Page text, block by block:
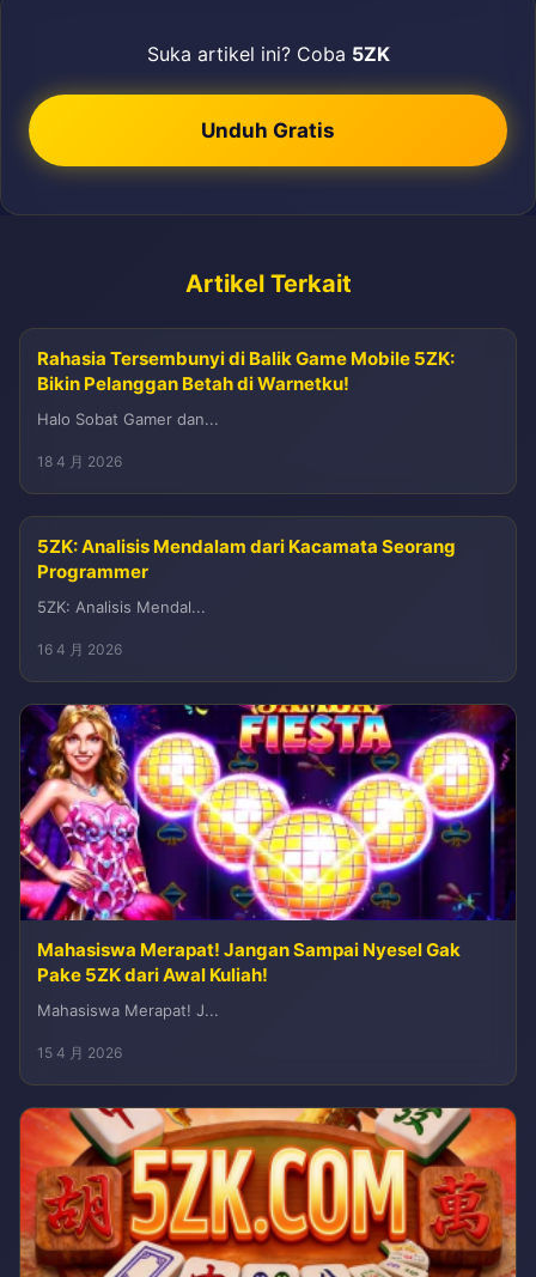
Suka artikel ini? Coba 5ZK
Unduh Gratis
Artikel Terkait
Rahasia Tersembunyi di Balik Game Mobile 5ZK:
Bikin Pelanggan Betah di Warnetku!
Halo Sobat Gamer dan...
18 4 月 2026
5ZK: Analisis Mendalam dari Kacamata Seorang
Programmer
5ZK: Analisis Mendal...
16 4 月 2026
Mahasiswa Merapat! Jangan Sampai Nyesel Gak
Pake 5ZK dari Awal Kuliah!
Mahasiswa Merapat! J...
15 4 月 2026